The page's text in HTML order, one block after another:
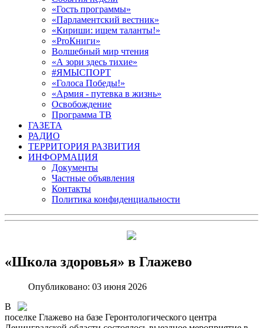
«Гость программы»
«Парламентский вестник»
«Кириши: ищем таланты!»
«ProКниги»
Волшебный мир чтения
«А зори здесь тихие»
#ЯМЫСПОРТ
«Голоса Победы!»
«Армия - путевка в жизнь»
Освобождение
Программа ТВ
ГАЗЕТА
РАДИО
ТЕРРИТОРИЯ РАЗВИТИЯ
ИНФОРМАЦИЯ
Документы
Частные объявления
Контакты
Политика конфиденциальности
«Школа здоровья» в Глажево
Опубликовано: 03 июня 2026
В
поселке Глажево на базе Геронтологического центра